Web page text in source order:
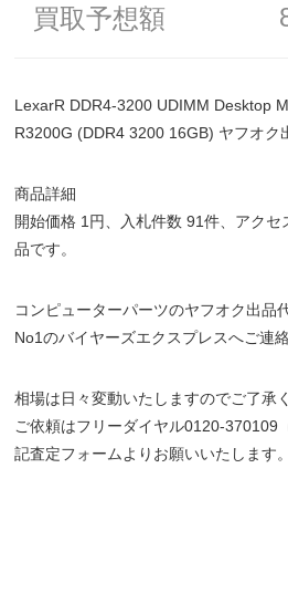
買取予想額
LexarR DDR4-3200 UDIMM Desktop
R3200G (DDR4 3200 16GB) ヤフオク
商品詳細
開始価格 1円、入札件数 91件、アク
品です。
コンピューターパーツのヤフオク出品
No1のバイヤーズエクスプレスへご連
相場は日々変動いたしますのでご了承
ご依頼はフリーダイヤル0120-370109
記査定フォームよりお願いいたします。